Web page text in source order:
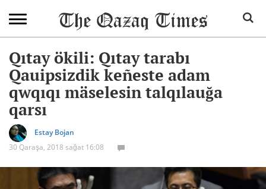
Qıtay ökili: Qıtay tarabı
Qauipsizdik keñeste adam
qwqıqı mäselesin talqılauğa
qarsı
Estay Bojan
30 Qaraşa, 2018 sağat 16:08